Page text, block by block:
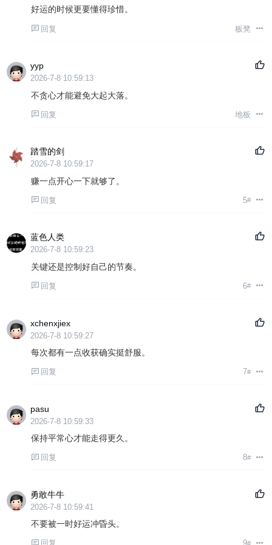
好运的时候更要懂得珍惜。
回复 板凳
yyp
2026-7-8 10:59:13
不贪心才能避免大起大落。
回复 地板
踏雪的剑
2026-7-8 10:59:17
赚一点开心一下就够了。
回复 5#
蓝色人类
2026-7-8 10:59:23
关键还是控制好自己的节奏。
回复 6#
xchenxjiex
2026-7-8 10:59:27
每次都有一点收获确实挺舒服。
回复 7#
pasu
2026-7-8 10:59:33
保持平常心才能走得更久。
回复 8#
勇敢牛牛
2026-7-8 10:59:41
不要被一时好运冲昏头。
回复 9#